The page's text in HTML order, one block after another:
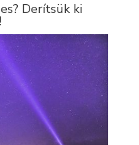
Derítsük ki